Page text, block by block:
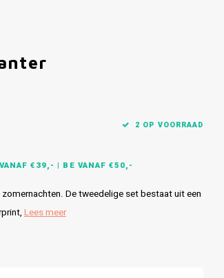
2 OP VOORRAAD
€39,- | BE VANAF €50,-
De tweedelige set bestaat uit een
Lees meer